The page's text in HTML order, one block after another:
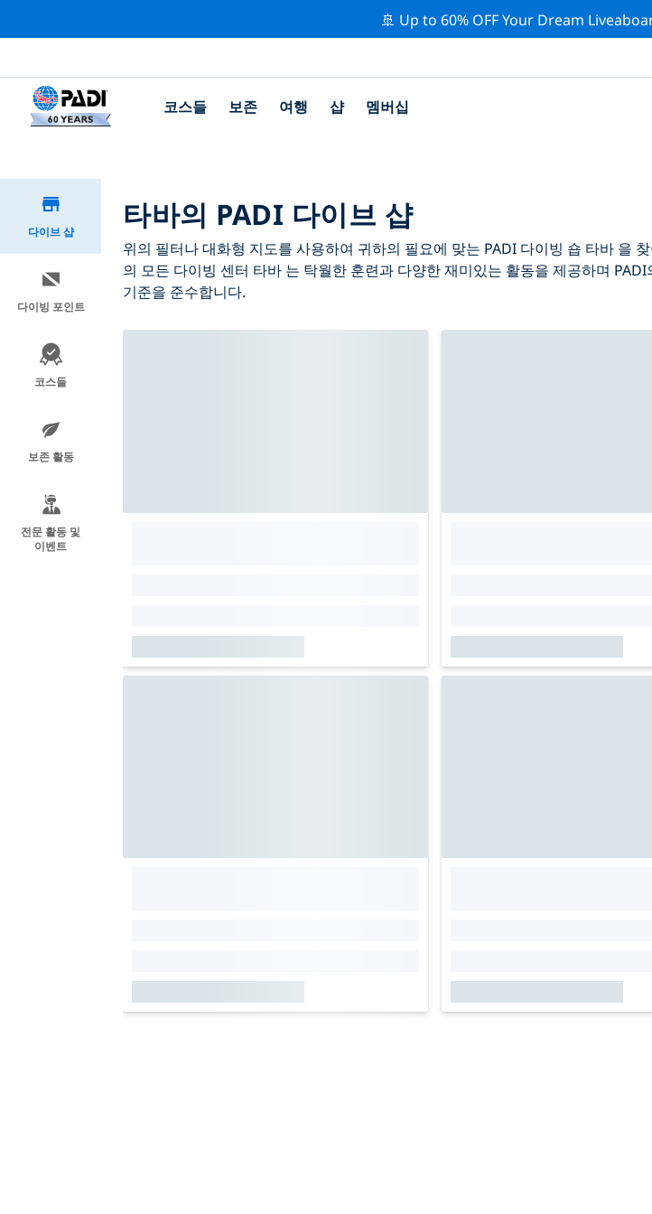
🚢 Up to 60% OFF Your Dream
코스들 보존 여행 샵 멤버십
다이브 샵
다이빙 포인트
코스들
보존 활동
전문 활동 및
이벤트
타바의 PADI 다이브 샵
위의 필터나 대화형 지도를 사용하여 귀하의 필요에 맞는 PADI 다이빙 숍 타바 을
의 모든 다이빙 센터 타바 는 탁월한 훈련과 다양한 재미있는 활동을 제공하며 PADI
기준을 준수합니다.